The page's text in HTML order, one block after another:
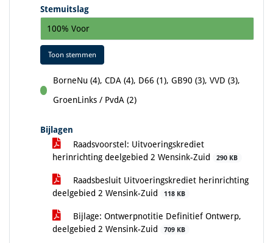
Stemuitslag
100% Voor
Toon stemmen
voor
BorneNu (4), CDA (4), D66 (1), GB90 (3), VVD (3),
GroenLinks / PvdA (2)
Bijlagen
Raadsvoorstel: Uitvoeringskrediet
herinrichting deelgebied 2 Wensink-Zuid
290 KB
Raadsbesluit Uitvoeringskrediet herinrichting
deelgebied 2 Wensink-Zuid
118 KB
Bijlage: Ontwerpnotitie Definitief Ontwerp,
deelgebied 2 Wensink-Zuid
709 KB